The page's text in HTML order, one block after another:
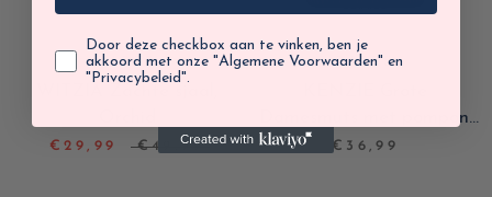
BARTS
WITZIA Zachte sjaal,
€29,99 €49,99
BARTS
Damesmuts met pompon,
Mauve
€36,99
Door deze checkbox aan te vinken, ben je
akkoord met onze "Algemene Voorwaarden" en
"Privacybeleid".